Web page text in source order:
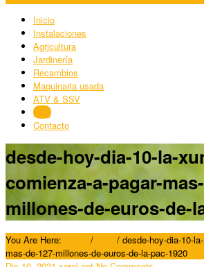
Inicio
Instalaciones
Agricultura
Jardinería
Recambios
Maquinaria usada
ATV & SSV
Blog
Contacto
desde-hoy-dia-10-la-
comienza-a-pagar-
millones-de-euros-de-
You Are Here: / / desde-hoy-dia-10-
mas-de-127-millones-de-euros-de-la-pac-1920